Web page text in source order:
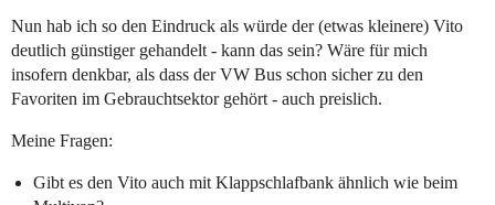
Nun hab ich so den Eindruck als würde der (etwas kleinere) Vito
deutlich günstiger gehandelt - kann das sein? Wäre für mich
insofern denkbar, als dass der VW Bus schon sicher zu den
Favoriten im Gebrauchtsektor gehört - auch preislich.
Meine Fragen:
Gibt es den Vito auch mit Klappschlafbank ähnlich wie beim